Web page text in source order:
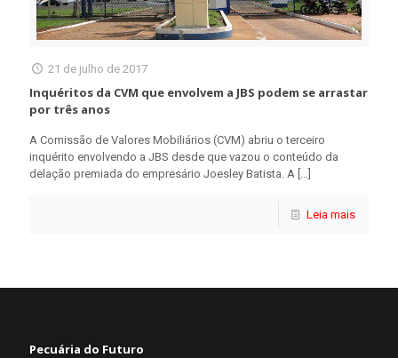
21 de julho de 2017
Inquéritos da CVM que envolvem a JBS podem se arrastar
por três anos
A Comissão de Valores Mobiliários (CVM) abriu o terceiro
inquérito envolvendo a JBS desde que vazou o conteúdo da
delação premiada do empresário Joesley Batista. A
Leia mais
Pecuária do Futuro